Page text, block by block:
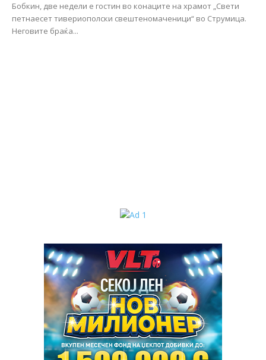
Бобкин, две недели е гостин во конаците на храмот „Свети
петнаесет тивериополски свештеномаченици“ во Струмица.
Неговите браќа...